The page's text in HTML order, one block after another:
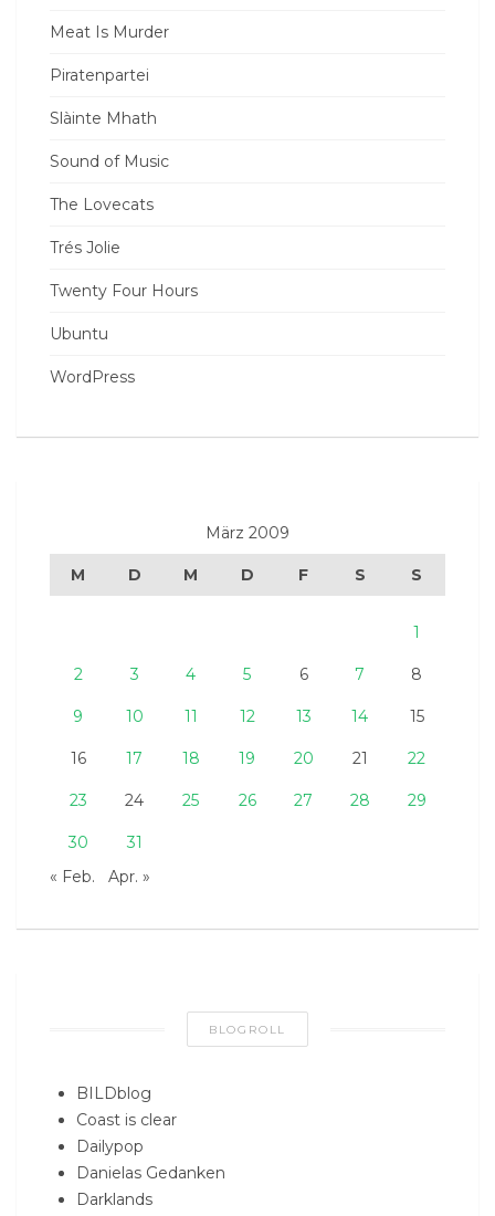
Meat Is Murder
Piratenpartei
Slàinte Mhath
Sound of Music
The Lovecats
Trés Jolie
Twenty Four Hours
Ubuntu
WordPress
März 2009
M D M D F S S
1
2 3 4 5 6 7 8
9 10 11 12 13 14 15
16 17 18 19 20 21 22
23 24 25 26 27 28 29
30
31
« Feb.
Apr. »
BLOGROLL
BILDblog
Coast is clear
Dailypop
Danielas Gedanken
Darklands